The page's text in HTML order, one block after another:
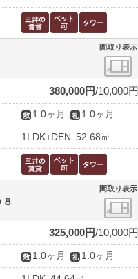
間取り表示
380,000円 10,000円
1.0ヶ月 1.0ヶ月
1LDK+DEN 52.68㎡
間取り表示
８
325,000円 10,000円
1.0ヶ月 1.0ヶ月